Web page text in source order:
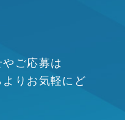
ご応募は
りお気軽にど